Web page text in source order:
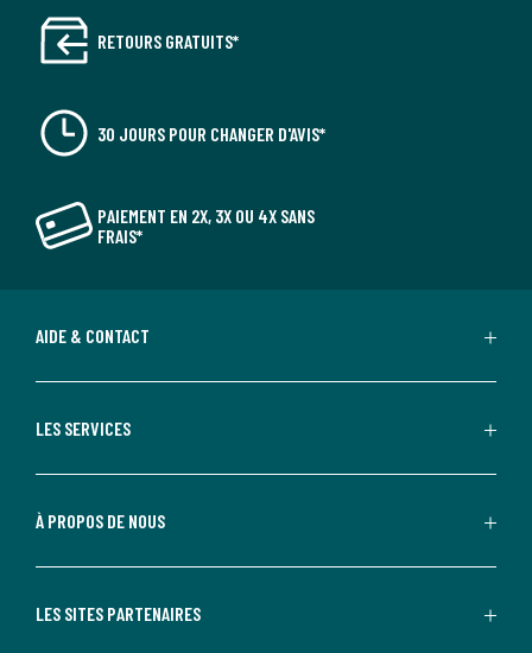
RETOURS GRATUITS*
30 JOURS POUR CHANGER D'AVIS*
PAIEMENT EN 2X, 3X OU 4X SANS
FRAIS*
AIDE & CONTACT
LES SERVICES
À PROPOS DE NOUS
LES SITES PARTENAIRES